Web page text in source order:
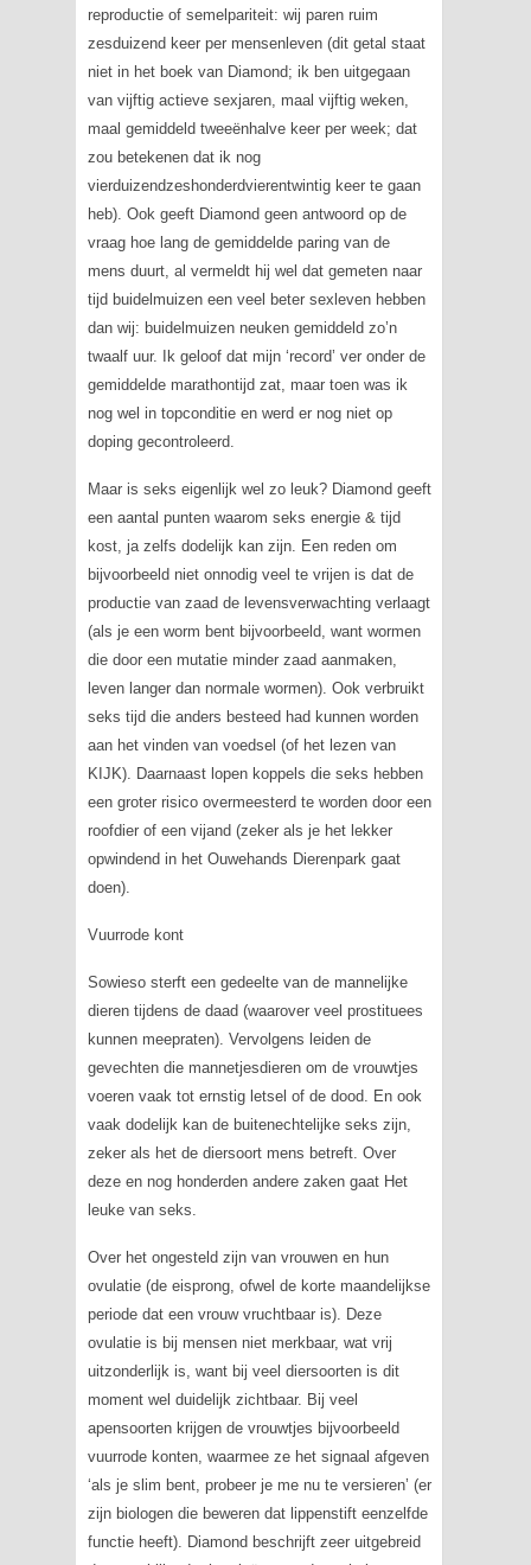
reproductie of semelpariteit: wij paren ruim
zesduizend keer per mensenleven (dit getal staat
niet in het boek van Diamond; ik ben uitgegaan
van vijftig actieve sexjaren, maal vijftig weken,
maal gemiddeld tweeënhalve keer per week; dat
zou betekenen dat ik nog
vierduizendzeshonderdvierentwintig keer te gaan
heb). Ook geeft Diamond geen antwoord op de
vraag hoe lang de gemiddelde paring van de
mens duurt, al vermeldt hij wel dat gemeten naar
tijd buidelmuizen een veel beter sexleven hebben
dan wij: buidelmuizen neuken gemiddeld zo’n
twaalf uur. Ik geloof dat mijn ‘record’ ver onder de
gemiddelde marathontijd zat, maar toen was ik
nog wel in topconditie en werd er nog niet op
doping gecontroleerd.
Maar is seks eigenlijk wel zo leuk? Diamond geeft
een aantal punten waarom seks energie & tijd
kost, ja zelfs dodelijk kan zijn. Een reden om
bijvoorbeeld niet onnodig veel te vrijen is dat de
productie van zaad de levensverwachting verlaagt
(als je een worm bent bijvoorbeeld, want wormen
die door een mutatie minder zaad aanmaken,
leven langer dan normale wormen). Ook verbruikt
seks tijd die anders besteed had kunnen worden
aan het vinden van voedsel (of het lezen van
KIJK). Daarnaast lopen koppels die seks hebben
een groter risico overmeesterd te worden door een
roofdier of een vijand (zeker als je het lekker
opwindend in het Ouwehands Dierenpark gaat
doen).
Vuurrode kont
Sowieso sterft een gedeelte van de mannelijke
dieren tijdens de daad (waarover veel prostituees
kunnen meepraten). Vervolgens leiden de
gevechten die mannetjesdieren om de vrouwtjes
voeren vaak tot ernstig letsel of de dood. En ook
vaak dodelijk kan de buitenechtelijke seks zijn,
zeker als het de diersoort mens betreft. Over
deze en nog honderden andere zaken gaat Het
leuke van seks.
Over het ongesteld zijn van vrouwen en hun
ovulatie (de eisprong, ofwel de korte maandelijkse
periode dat een vrouw vruchtbaar is). Deze
ovulatie is bij mensen niet merkbaar, wat vrij
uitzonderlijk is, want bij veel diersoorten is dit
moment wel duidelijk zichtbaar. Bij veel
apensoorten krijgen de vrouwtjes bijvoorbeeld
vuurrode konten, waarmee ze het signaal afgeven
‘als je slim bent, probeer je me nu te versieren’ (er
zijn biologen die beweren dat lippenstift eenzelfde
functie heeft). Diamond beschrijft zeer uitgebreid